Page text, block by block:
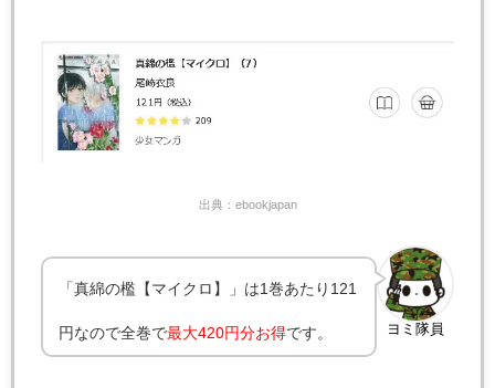
出典：ebookjapan
ヨミ隊員
「真綿の檻【マイクロ】」は1巻あたり121
円なので全巻で最大420円分お得です。